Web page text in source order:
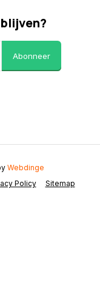
Abonneer
Policy Sitemap
Webdinge